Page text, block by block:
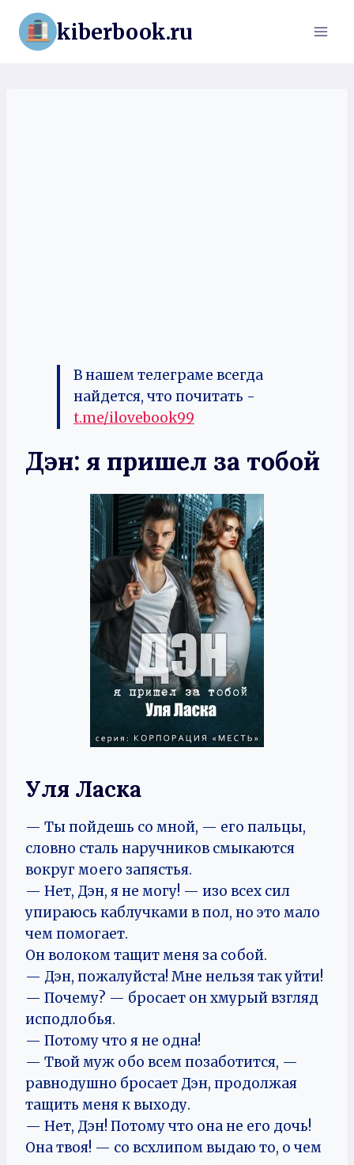
Перейти
содержимому
kiberbook.ru
В нашем телеграме всегда
найдется, что почитать -
t.me/ilovebook99
Дэн: я пришел за тобой
Уля Ласка
— Ты пойдешь со мной, — его пальцы,
словно сталь наручников смыкаются
вокруг моего запястья.
— Нет, Дэн, я не могу! — изо всех сил
упираюсь каблучками в пол, но это мало
чем помогает.
Он волоком тащит меня за собой.
— Дэн, пожалуйста! Мне нельзя так уйти!
— Почему? — бросает он хмурый взгляд
исподлобья.
— Потому что я не одна!
— Твой муж обо всем позаботится, —
равнодушно бросает Дэн, продолжая
тащить меня к выходу.
— Нет, Дэн! Потому что она не его дочь!
Она твоя! — со всхлипом выдаю то, о чем